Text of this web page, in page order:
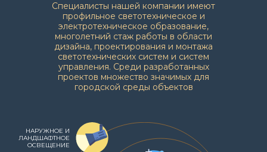
Специалисты нашей компании имеют
профильное светотехническое и
электротехническое образование,
многолетний стаж работы в области
дизайна, проектирования и монтажа
светотехнических систем и систем
управления. Среди разработанных
проектов множество значимых для
городской среды объектов
НАРУЖНОЕ И
ЛАНДШАФТНОЕ
ОСВЕЩЕНИЕ